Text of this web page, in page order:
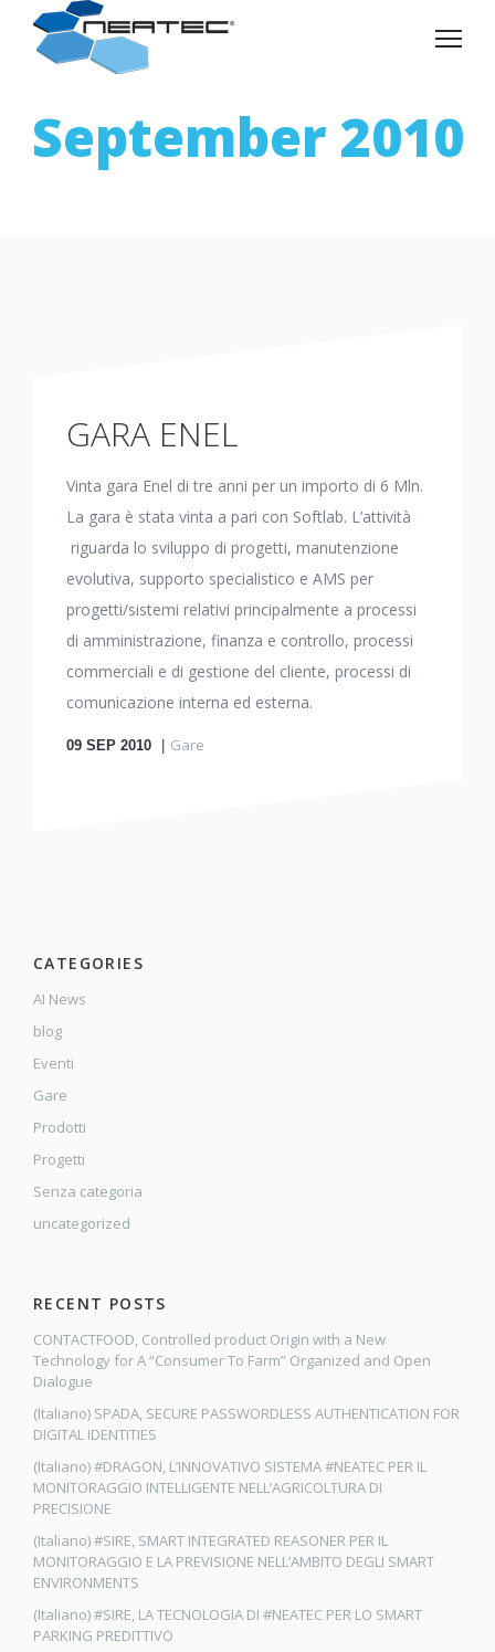
September 2010
GARA ENEL
Vinta gara Enel di tre anni per un importo di 6 Mln.
La gara è stata vinta a pari con Softlab. L’attività
riguarda lo sviluppo di progetti, manutenzione
evolutiva, supporto specialistico e AMS per
progetti/sistemi relativi principalmente a processi
di amministrazione, finanza e controllo, processi
commerciali e di gestione del cliente, processi di
comunicazione interna ed esterna.
09 SEP 2010 Gare
CATEGORIES
AI News
blog
Eventi
Gare
Prodotti
Progetti
Senza categoria
uncategorized
RECENT POSTS
CONTACTFOOD, Controlled product Origin with a New
Technology for A “Consumer To Farm” Organized and Open
Dialogue
(Italiano) SPADA, SECURE PASSWORDLESS AUTHENTICATION FOR
DIGITAL IDENTITIES
(Italiano) #DRAGON, L’INNOVATIVO SISTEMA #NEATEC PER IL
MONITORAGGIO INTELLIGENTE NELL’AGRICOLTURA DI
PRECISIONE
(Italiano) #SIRE, SMART INTEGRATED REASONER PER IL
MONITORAGGIO E LA PREVISIONE NELL’AMBITO DEGLI SMART
ENVIRONMENTS
(Italiano) #SIRE, LA TECNOLOGIA DI #NEATEC PER LO SMART
PARKING PREDITTIVO